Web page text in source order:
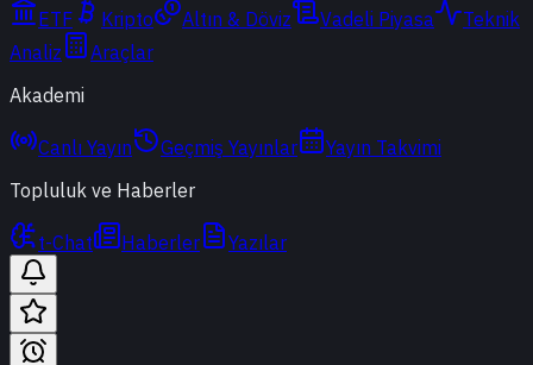
ETF
Kripto Altın & Döviz Vadeli Piyasa
Teknik
Analiz
Araçlar
Akademi
Canlı Yayın Geçmiş Yayınlar
Yayın Takvimi
Topluluk ve Haberler
t-Chat Haberler Yazılar